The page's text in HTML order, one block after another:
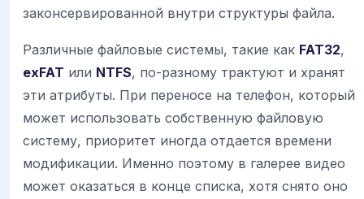
законсервированной внутри структуры файла.
Различные файловые системы, такие как FAT32,
exFAT или NTFS, по-разному трактуют и хранят
эти атрибуты. При переносе на телефон, который
может использовать собственную файловую
систему, приоритет иногда отдается времени
модификации. Именно поэтому в галерее видео
может оказаться в конце списка, хотя снято оно